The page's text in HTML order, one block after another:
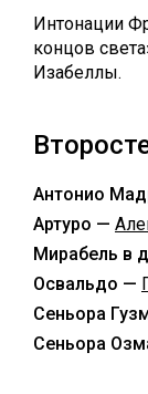
Интонации
концов
Изабеллы.
Антонио
Артуро —
Мирабель в
Освальдо —
Сеньора
Сеньора